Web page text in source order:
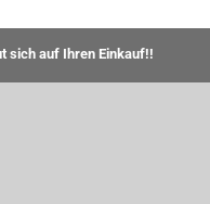
sich auf Ihren Einkauf!!